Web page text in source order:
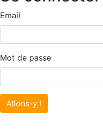
Email
Mot de passe
Allons-y !